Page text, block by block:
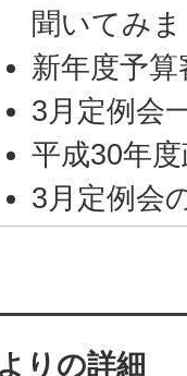
聞いてみ
新年度予
3月定例会
平成30年
3月定例会
りの詳細